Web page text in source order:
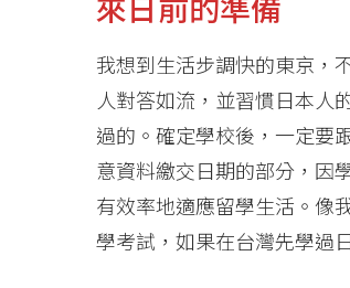
我想到生活步調快的東京，
人對答如流，並習慣日本人
過的。確定學校後，一定要
意資料繳交日期的部分，因
有效率地適應留學生活。像
學考試，如果在台灣先學過